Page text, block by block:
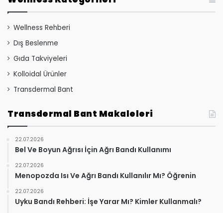
Wellness Rehberi
Dış Beslenme
Gıda Takviyeleri
Kolloidal Ürünler
Transdermal Bant
Transdermal Bant Makaleleri
22.07.2026
Bel Ve Boyun Ağrısı İçin Ağrı Bandı Kullanımı
22.07.2026
Menopozda Isı Ve Ağrı Bandı Kullanılır Mı? Öğrenin
22.07.2026
Uyku Bandı Rehberi: İşe Yarar Mı? Kimler Kullanmalı?